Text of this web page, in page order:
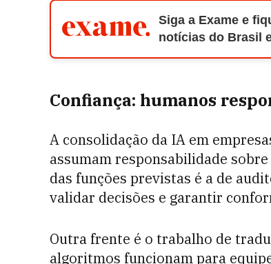
Siga a Exame e
notícias do Brasil
Confiança: humanos
A consolidação da IA em
assumam responsabilidade
das funções previstas é a de
validar decisões e garantir
Outra frente é o trabalho de
algoritmos funcionam para